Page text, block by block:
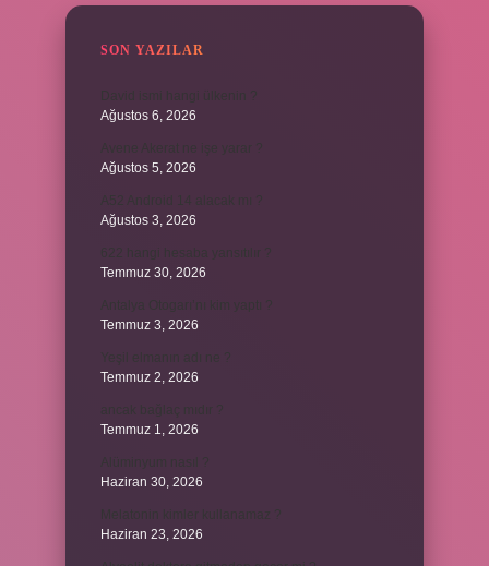
SON YAZILAR
Ağustos 6, 2026
Ağustos 5, 2026
Ağustos 3, 2026
Temmuz 30, 2026
Temmuz 3, 2026
Temmuz 2, 2026
Temmuz 1, 2026
Haziran 30, 2026
Haziran 23, 2026